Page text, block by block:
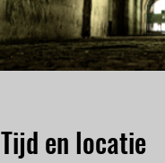
Tijd en locatie